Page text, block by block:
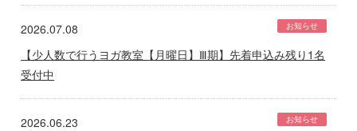
2026.07.08 お知らせ
【少人数で行うヨガ教室【月曜日】Ⅲ期】先着申込み残り1名
受付中
2026.06.23 お知らせ